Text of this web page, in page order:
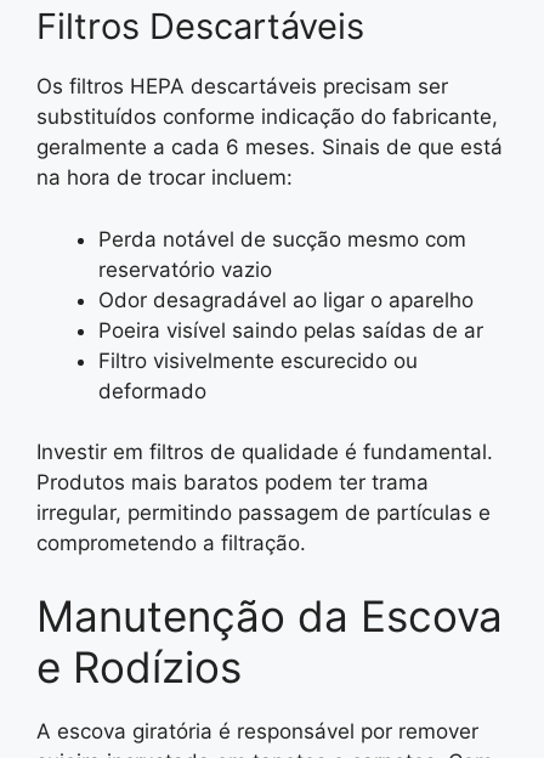
Filtros Descartáveis
Os filtros HEPA descartáveis precisam ser
substituídos conforme indicação do fabricante,
geralmente a cada 6 meses. Sinais de que está
na hora de trocar incluem:
Perda notável de sucção mesmo com
reservatório vazio
Odor desagradável ao ligar o aparelho
Poeira visível saindo pelas saídas de ar
Filtro visivelmente escurecido ou
deformado
Investir em filtros de qualidade é fundamental.
Produtos mais baratos podem ter trama
irregular, permitindo passagem de partículas e
comprometendo a filtração.
Manutenção da Escova
e Rodízios
A escova giratória é responsável por remover